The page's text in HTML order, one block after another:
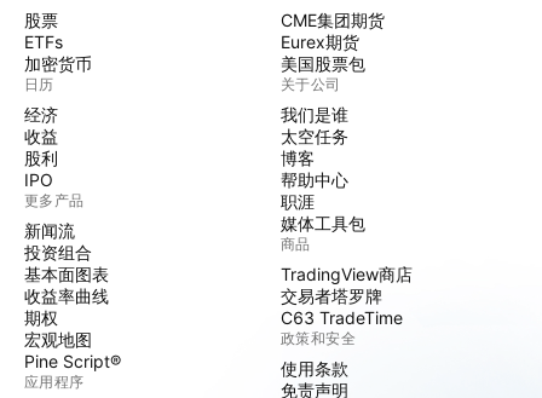
股票
ETFs
加密货币
日历
经济
收益
股利
IPO
更多产品
新闻流
投资组合
基本面图表
收益率曲线
期权
宏观地图
Pine Script®
应用程序
CME集团期货
Eurex期货
美国股票包
关于公司
我们是谁
太空任务
博客
帮助中心
职涯
媒体工具包
商品
TradingView商店
交易者塔罗牌
C63 TradeTime
政策和安全
使用条款
免责声明